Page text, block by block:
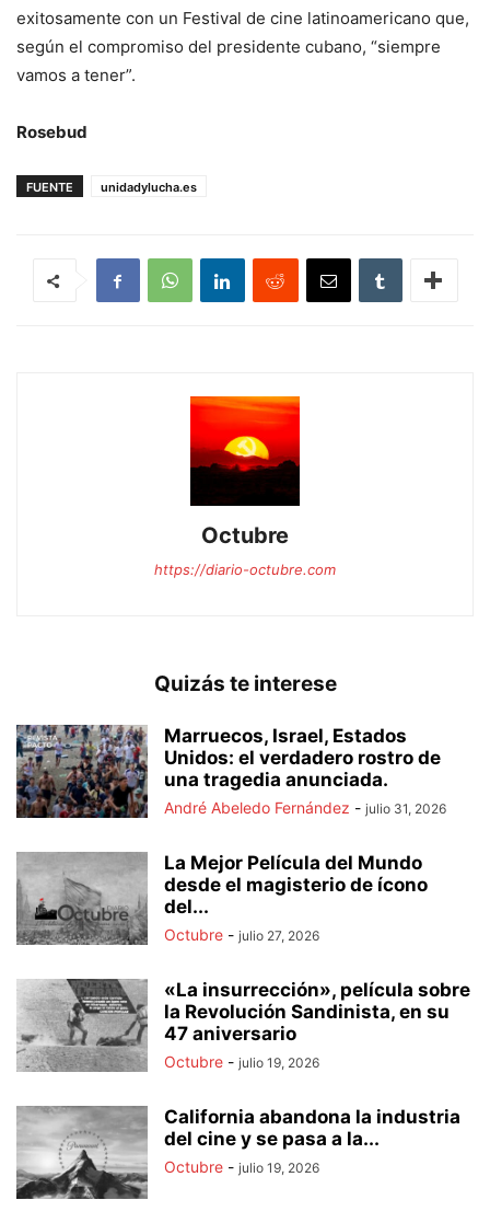
exitosamente con un Festival de cine latinoamericano que,
según el compromiso del presidente cubano, “siempre
vamos a tener”.
Rosebud
FUENTE unidadylucha.es
Octubre
https://diario-octubre.com
Quizás te interese
Marruecos, Israel, Estados
Unidos: el verdadero rostro de
una tragedia anunciada.
André Abeledo Fernández - julio 31, 2026
La Mejor Película del Mundo
desde el magisterio de ícono
del...
Octubre - julio 27, 2026
«La insurrección», película sobre
la Revolución Sandinista, en su
47 aniversario
Octubre - julio 19, 2026
California abandona la industria
del cine y se pasa a la...
Octubre - julio 19, 2026